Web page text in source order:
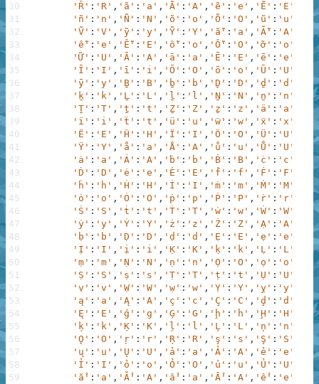
'Ȓ' : 'R' , 'ã' : 'a' , 'Ã' : 'A' , 'ẽ' : 'e' , 'Ẽ' : 'E' 'ĩ'
'ñ' : 'n' , 'Ñ' : 'N' , 'õ' : 'o' , 'Õ' : 'O' , 'ũ' : 'u' 'Ũ'
'Ṽ' : 'V' , 'ỹ' : 'y' , 'Ỹ' : 'Y' , 'ẵ' : 'a' , 'Ẵ' : 'A' 'ẫ'
'ễ' : 'e' , 'Ễ' : 'E' , 'ỗ' : 'o' , 'Ỗ' : 'O' , 'ỡ' : 'o' 'Ỡ'
'Ữ' : 'U' , 'Ā' : 'A' , 'ā' : 'a' , 'Ē' : 'E' , 'ē' : 'e'
'Ī' : 'I' , 'ī' : 'i' , 'Ō' : 'O' , 'ō' : 'o' , 'Ū' : 'U'
'ȳ' : 'y' , 'Ḇ' : 'B' , 'ḇ' : 'b' , 'Ḏ' : 'D' , 'ḏ' : 'd' 'ẖ'
'ḵ' : 'k' , 'Ḻ' : 'L' , 'ḻ' : 'l' , 'Ṉ' : 'N' , 'ṉ' : 'n' 'Ṟ'
'Ṯ' : 'T' , 'ṯ' : 't' , 'Ẕ' : 'Z' , 'ẕ' : 'z' , 'ä' : 'a' 'ë'
'ï' : 'i' , 'ẗ' : 't' , 'ü' : 'u' , 'ẅ' : 'w' , 'ẍ' : 'x' 'ÿ'
'Ë' : 'E' , 'Ḧ' : 'H' , 'Ï' : 'I' , 'Ö' : 'O' , 'Ü' : 'U' 'Ẅ'
'Ÿ' : 'Y' , 'å' : 'a' , 'Å' : 'A' , 'ů' : 'u' , 'Ů' : 'U'
'ȧ' : 'a' , 'Ȧ' : 'A' , 'ḃ' : 'b' , 'Ḃ' : 'B' , 'ċ' : 'c'
'Ḋ' : 'D' , 'ė' : 'e' , 'Ė' : 'E' , 'ḟ' : 'f' , 'Ḟ' : 'F' 'ġ'
'ḣ' : 'h' , 'Ḣ' : 'H' , 'İ' : 'I' , 'ṁ' : 'm' , 'Ṁ' : 'M'
'ȯ' : 'o' , 'Ȯ' : 'O' , 'ṗ' : 'p' , 'Ṗ' : 'P' , 'ṙ' : 'r' 'Ṙ'
'Ṡ' : 'S' , 'ṫ' : 't' , 'Ṫ' : 'T' , 'ẇ' : 'w' , 'Ẇ' : 'W' 'ẋ'
'ẏ' : 'y' , 'Ẏ' : 'Y' , 'ż' : 'z' , 'Ż' : 'Z' , 'Ạ' : 'A' 'ạ'
'ḅ' : 'b' , 'Ḍ' : 'D' , 'ḍ' : 'd' , 'Ẹ' : 'E' , 'ẹ' : 'e' 'Ḥ'
'Ị' : 'I' , 'ị' : 'i' , 'Ḳ' : 'K' , 'ḳ' : 'k' , 'Ḷ' : 'L' 'ḷ'
'ṃ' : 'm' , 'Ṇ' : 'N' , 'ṇ' : 'n' , 'Ọ' : 'O' , 'ọ' : 'o' 'Ṛ'
'Ṣ' : 'S' , 'ṣ' : 's' , 'Ṭ' : 'T' , 'ṭ' : 't' , 'Ụ' : 'U' 'ụ'
'ṿ' : 'v' , 'Ẉ' : 'W' , 'ẉ' : 'w' , 'Ỵ' : 'Y' , 'ỵ' : 'y'
'ą' : 'a' , 'Ą' : 'A' , 'ç' : 'c' , 'Ç' : 'C' , 'ḑ' : 'd' 'Ḑ'
'Ę' : 'E' , 'ģ' : 'g' , 'Ģ' : 'G' , 'ḩ' : 'h' , 'Ḩ' : 'H' 'į'
'ķ' : 'k' , 'Ķ' : 'K' , 'ļ' : 'l' , 'Ļ' : 'L' , 'ņ' : 'n' 'Ņ'
'Ǫ' : 'O' , 'ŗ' : 'r' , 'Ŗ' : 'R' , 'ş' : 's' , 'Ş' : 'S' 'ţ'
'ų' : 'u' , 'Ų' : 'U' , 'ả' : 'a' , 'Ả' : 'A' , 'ẻ' : 'e' 'Ẻ'
'Ỉ' : 'I' , 'ỏ' : 'o' , 'Ỏ' : 'O' , 'ủ' : 'u' , 'Ủ' : 'U'
'ẳ' : 'a' , 'Ẳ' : 'A' , 'ẩ' : 'a' , 'Ẩ' : 'A' , 'ể' : 'e'
30
31
32
33
34
35
36
37
38
39
40
41
42
43
44
45
46
47
48
49
50
51
52
53
54
55
56
57
58
59